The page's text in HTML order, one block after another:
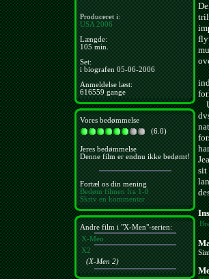
Produceret i:
USA 2006
Længde:
105 min.
Set:
i biografen 05-06-2006
Anmeldelse læst:
616559 gange
Vores bedømmelse
(6.0)
Jeres bedømmelse
Denne film er endnu ikke bedømt!
Fortæl os din mening
Bedøm filmen fra 1-8
Skriv en kommentar
Andre film i "X-Men"-serien:
X-Men
X2
(X-Men 2)
sit